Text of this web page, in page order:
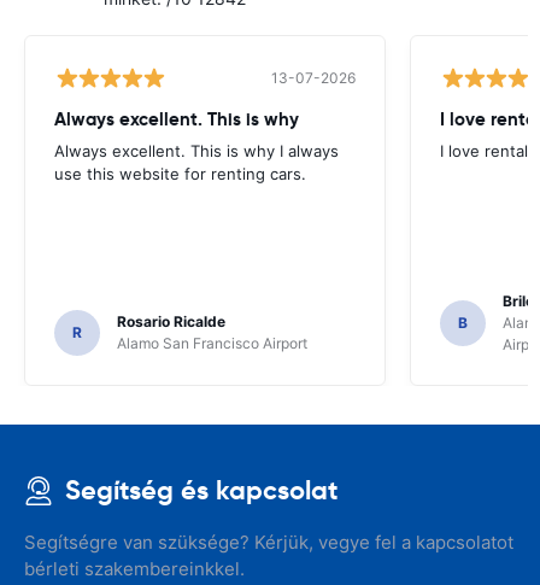
13-07-2026
Always excellent. This is why
Always excellent. This is why I always
use this website for renting cars.
R
Rosario Ricalde
Alamo San Francisco Airport
I love
I love rental
B
Segítség és kapcsolat
Segítségre van szüksége? Kérjük, vegye fel a kapcsolatot
bérleti szakembereinkkel.